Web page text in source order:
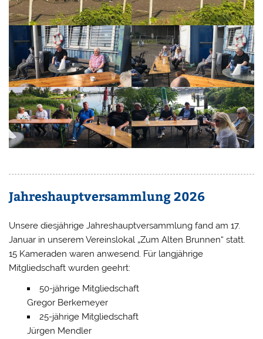
Jahreshauptversammlung 2026
Unsere diesjährige Jahreshauptversammlung fand am 17.
Januar in unserem Vereinslokal „Zum Alten Brunnen“ statt.
15 Kameraden waren anwesend. Für langjährige
Mitgliedschaft wurden geehrt:
50-jährige Mitgliedschaft
Gregor Berkemeyer
25-jährige Mitgliedschaft
Jürgen Mendler